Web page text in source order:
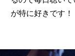
が特に好きです！